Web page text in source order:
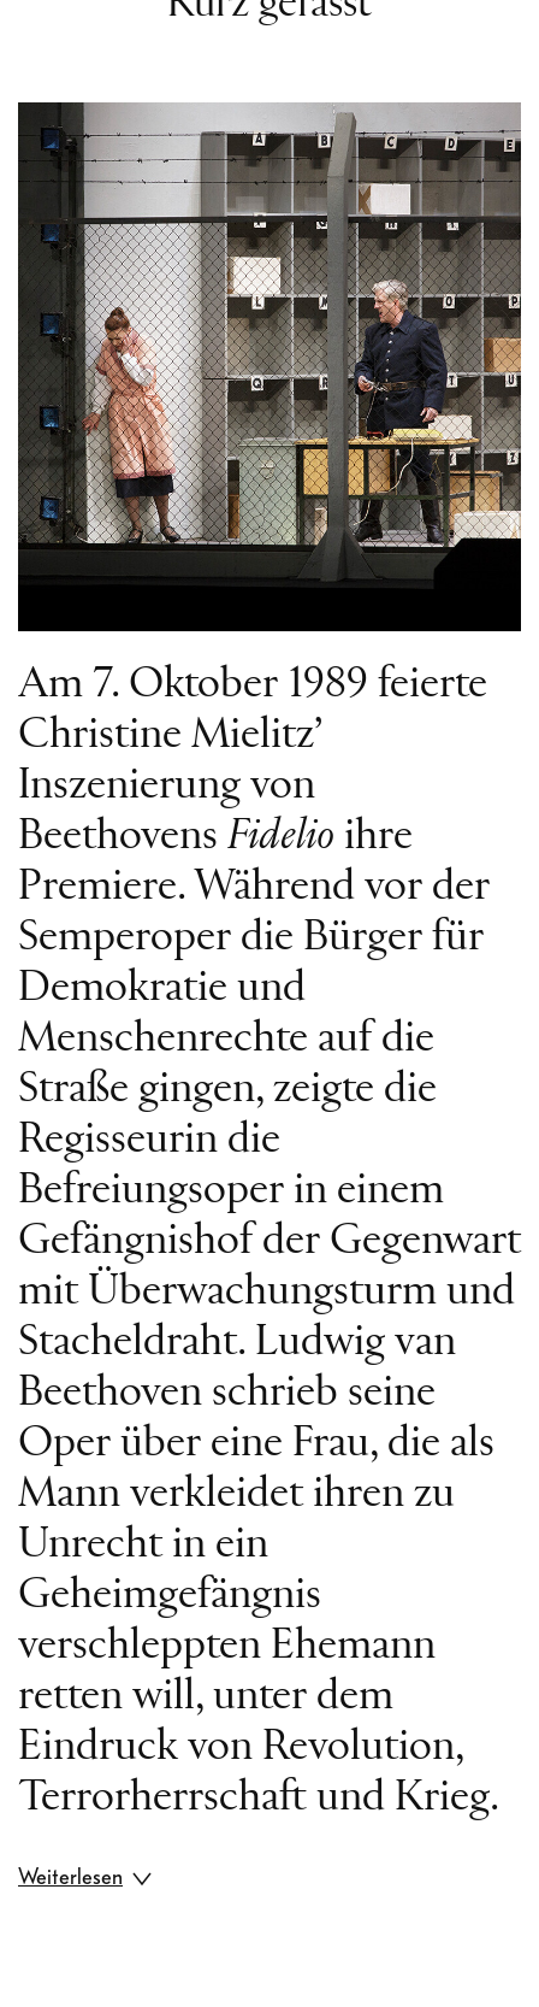
Am 7. Oktober 1989 feierte
Christine Mielitz’
Inszenierung von
Beethovens Fidelio ihre
Premiere. Während vor der
Semperoper die Bürger für
Demokratie und
Menschenrechte auf die
Straße gingen, zeigte die
Regisseurin die
Befreiungsoper in einem
Gefängnishof der Gegenwart
mit Überwachungsturm und
Stacheldraht. Ludwig van
Beethoven schrieb seine
Oper über eine Frau, die als
Mann verkleidet ihren zu
Unrecht in ein
Geheimgefängnis
verschleppten Ehemann
retten will, unter dem
Eindruck von Revolution,
Terrorherrschaft und Krieg.
Weiterlesen